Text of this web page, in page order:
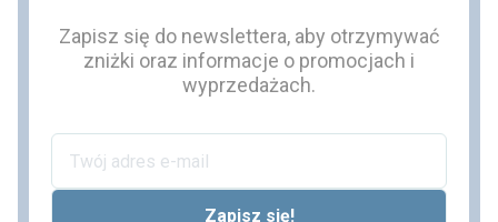
Zapisz się do newslettera, aby otrzymywać
zniżki oraz informacje o promocjach i
wyprzedażach.